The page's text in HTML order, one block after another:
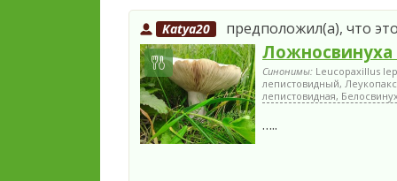
Katya20 предположил(а), что
Ложносвинуха
Синонимы: Leucopaxillus
лепистовидный,
лепистовидная,
…..